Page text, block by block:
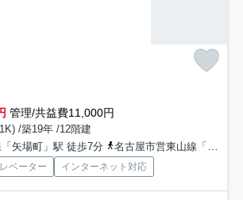
管理/共益費11,000円
/築19年 /12階建
矢場町」駅 徒歩7分
名古屋市営東山線「栄」駅 徒歩11分
ベーター インターネット対応